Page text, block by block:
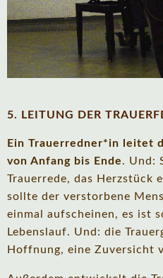
5. LEITUNG DER
Ein Trauerredner*in leitet
von Anfang bis Ende. Und:
Trauerrede, das Herzstück
sollte der verstorbene
einmal aufscheinen, es ist
Lebenslauf. Und: die
Hoffnung, eine Zuversicht